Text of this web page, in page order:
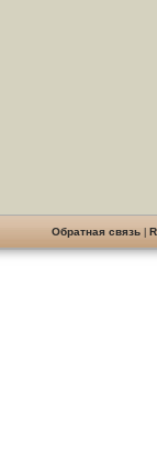
Обратная связь